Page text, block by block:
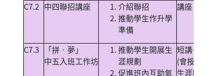
C7.2 中四聯招講座
介紹聯招
推動學生作升學
準備
講座
C7.3
「拼‧夢」
中五入班工作坊
推動學生開展生
涯規劃
促進班內互助氣
短講+小組
(會按學生
生涯興趣分